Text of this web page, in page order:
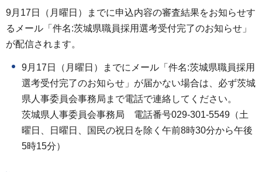
9月17日（月曜日）までに申込内容の審査結果をお知らせす
るメール「件名:茨城県職員採用選考受付完了のお知らせ」
が配信されます。
9月17日（月曜日）までにメール「件名:茨城県職員採用
選考受付完了のお知らせ」が届かない場合は、必ず茨城
県人事委員会事務局まで電話で連絡してください。
茨城県人事委員会事務局 電話番号029-301-5549（土
曜日、日曜日、国民の祝日を除く午前8時30分から午後
5時15分）